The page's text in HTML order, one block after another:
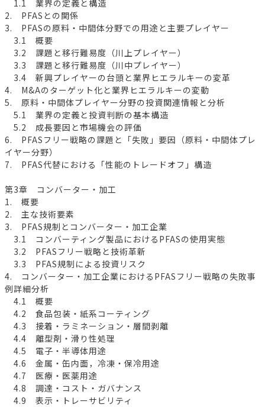
1.1 業界の定義と構造
2. PFASとの関係
3. PFASの原料・中間体分野での用途と主要プレイヤー
3.1 概要
3.2 課題と移行難易度（川上プレイヤー）
3.3 課題と移行難易度（川中プレイヤー）
3.4 新興プレイヤーの台頭と業界ヒエラルキーの変革
4. M&Aのターゲット化と業界ヒエラルキーの変動
5. 原料・中間体プレイヤー分野の投資関連情報と分析
5.1 業界の定義と投資判断の基本構造
5.2 成長要因と市場機会の評価
6. PFASフリー戦略の課題と「失敗」要因（原料・中間体プレ
イヤー分野）
7. PFAS代替における「性能のトレードオフ」構造
第3章 コンバーター・加工
1. 概要
2. 主な技術要素
3. PFAS規制とコンバーター・加工企業
3.1 コンバーティング製品におけるPFASの使用実態
3.2 PFASフリー戦略と技術革新
3.3 PFAS規制による投資リスク
4. コンバーター・加工企業におけるPFASフリー戦略の失敗事
例詳細分析
4.1 概要
4.2 食品包装・紙系コーティング
4.3 接着・ラミネーション・層間剥離
4.4 離型剤・滑り性処理
4.5 電子・半導体用途
4.6 金属・缶内面，冷凍・保冷用途
4.7 医療・医薬用途
4.8 調達・コスト・ガバナンス
4.9 表示・トレーサビリティ